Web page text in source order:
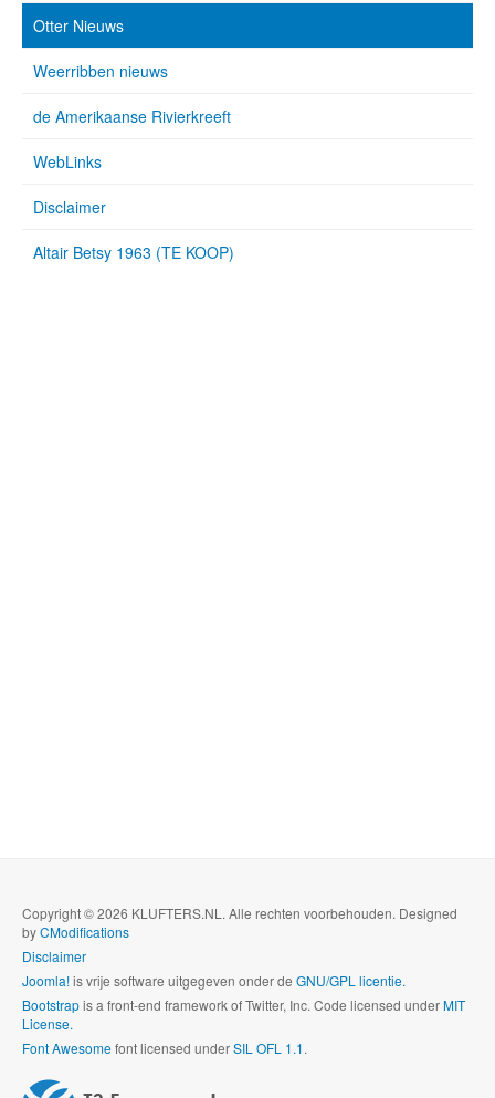
Otter Nieuws
Weerribben nieuws
de Amerikaanse Rivierkreeft
WebLinks
Disclaimer
Altair Betsy 1963 (TE KOOP)
Copyright © 2026 KLUFTERS.NL. Alle rechten voorbehouden. Designed
byCModifications
Disclaimer
Joomla!is vrije software uitgegeven onder de GNU/GPL licentie.
Bootstrapis a front-end framework of Twitter, Inc. Code licensed underMIT
License.
Font Awesomefont licensed underSIL OFL 1.1.